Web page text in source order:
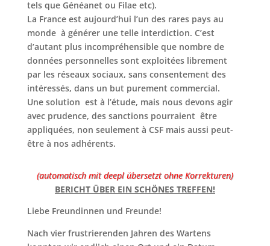
tels que Généanet ou Filae etc).
La France est aujourd’hui l’un des rares pays au
monde à générer une telle interdiction. C’est
d’autant plus incompréhensible que nombre de
données personnelles sont exploitées librement
par les réseaux sociaux, sans consentement des
intéressés, dans un but purement commercial.
Une solution est à l’étude, mais nous devons agir
avec prudence, des sanctions pourraient être
appliquées, non seulement à CSF mais aussi peut-
être à nos adhérents.
(automatisch mit deepl übersetzt ohne Korrekturen)
BERICHT ÜBER EIN SCHÖNES TREFFEN!
Liebe Freundinnen und Freunde!
Nach vier frustrierenden Jahren des Wartens